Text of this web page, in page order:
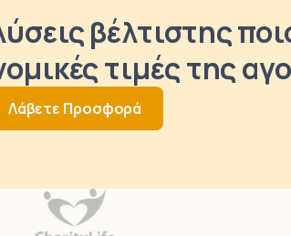
βέλτιστης
τιμές της
Λάβετε Προσφορά